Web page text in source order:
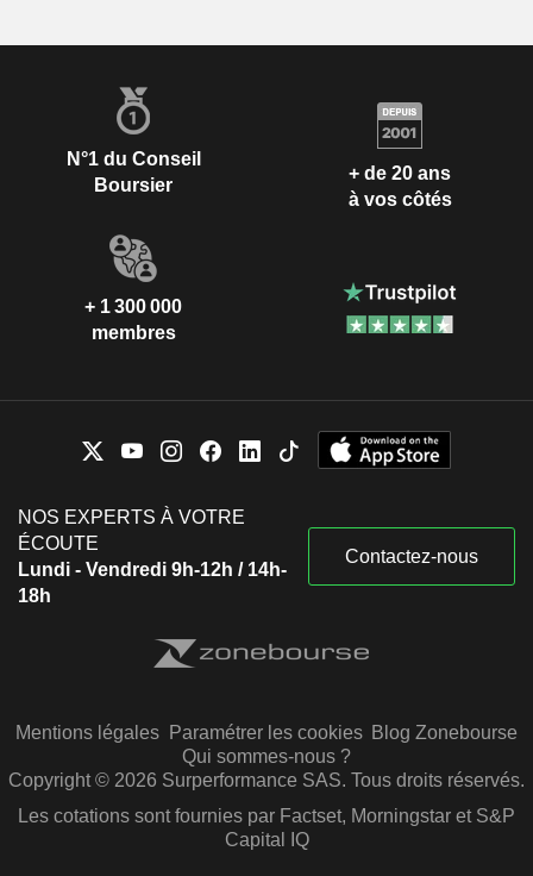
N°1 du Conseil
Boursier
+ de 20 ans
à vos côtés
+ 1 300 000
membres
NOS EXPERTS À VOTRE
ÉCOUTE
Lundi - Vendredi 9h-12h / 14h-
18h
Contactez-nous
Mentions légales Paramétrer les cookies Blog Zonebourse
Qui sommes-nous ?
Copyright © 2026 Surperformance SAS. Tous droits réservés.
Les cotations sont fournies par Factset, Morningstar et S&P
Capital IQ